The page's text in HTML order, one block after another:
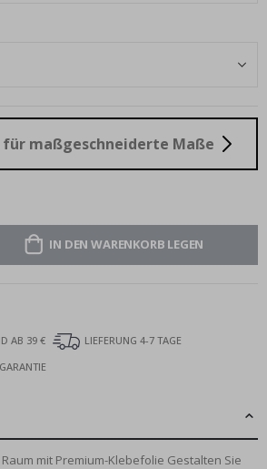
für maßgeschneiderte Maße
IN DEN WARENKORB LEGEN
AB 39 €
LIEFERUNG 4-7 TAGE
mit Premium-Klebefolie Gestalten Sie